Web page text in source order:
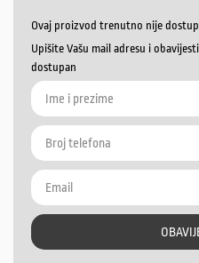
Ovaj proizvod trenutno nije
Upišite Vašu mail adresu i
dostupan